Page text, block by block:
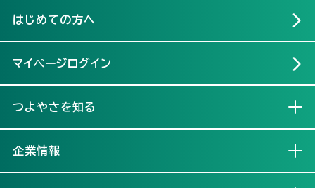
はじめての方へ
マイページログイン
つよやさを知る
企業情報